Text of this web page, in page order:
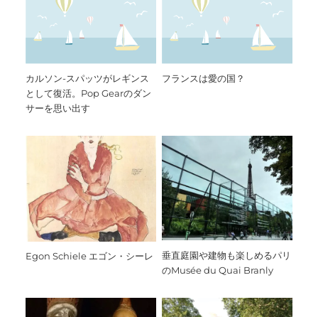
カルソン-スパッツがレギンス
として復活。Pop Gearのダン
サーを思い出す
フランスは愛の国？
Egon Schiele エゴン・シーレ
垂直庭園や建物も楽しめるパリ
のMusée du Quai Branly